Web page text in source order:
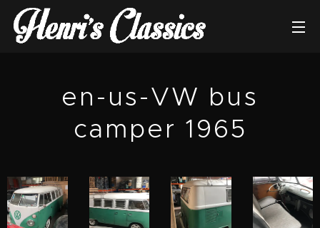
en-us-VW bus
camper 1965